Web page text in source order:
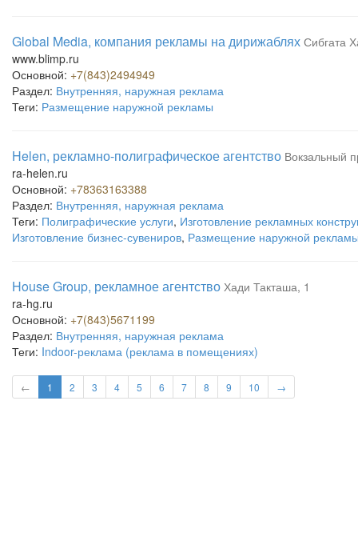
Global Media, компания рекламы на дирижаблях Сибгата
www.blimp.ru
Основной: +7(843)2494949
Раздел: Внутренняя, наружная реклама
Теги: Размещение наружной рекламы
Helen, рекламно-полиграфическое агентство Вокзальный
ra-helen.ru
Основной: +78363163388
Раздел: Внутренняя, наружная реклама
Теги: Полиграфические услуги, Изготовление рекламных
Изготовление бизнес-сувениров, Размещение наружной
House Group, рекламное агентство Хади Такташа, 1
ra-hg.ru
Основной: +7(843)5671199
Раздел: Внутренняя, наружная реклама
Теги: Indoor-реклама (реклама в помещениях)
← 1 2 3 4 5 6 7 8 9 10 →